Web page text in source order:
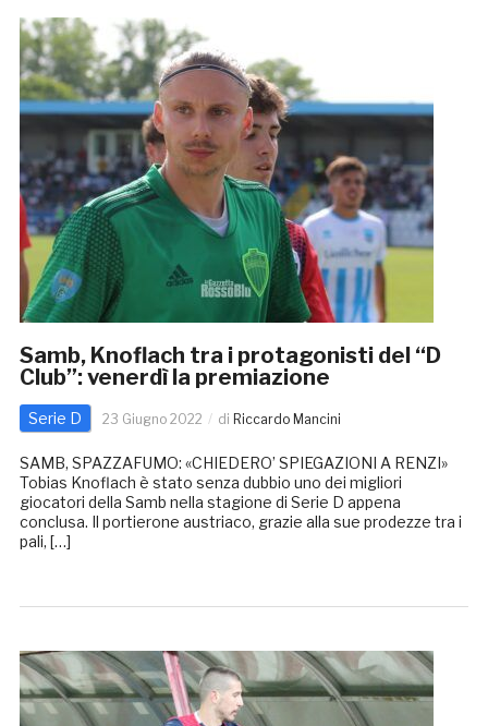
Samb, Knoflach tra i protagonisti del “D
Club”: venerdì la premiazione
Serie D 23 Giugno 2022 di Riccardo Mancini
SAMB, SPAZZAFUMO: «CHIEDERO’ SPIEGAZIONI A RENZI»
Tobias Knoflach è stato senza dubbio uno dei migliori
giocatori della Samb nella stagione di Serie D appena
conclusa. Il portierone austriaco, grazie alla sue prodezze tra i
pali, […]